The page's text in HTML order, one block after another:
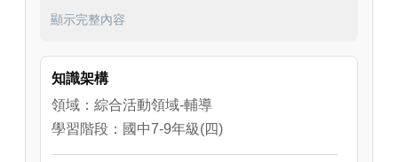
教育，更期待讓學生得到更實用更適性的教
得走的能力，進一步影響家人的飲食概念，以
達到「飲德食和」的深化與實踐的境地。
顯示完整內容
知識架構
領域：綜合活動領域-輔導
學習階段：國中7-9年級(四)